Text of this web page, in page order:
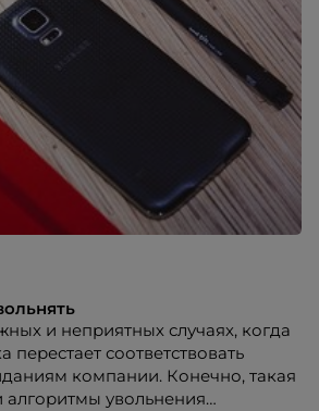
и неприятных случаях, когда
перестает соответствовать
компании. Конечно, такая
алгоритмы увольнения